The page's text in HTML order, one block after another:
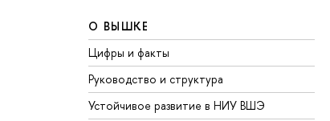
О ВЫШКЕ
Цифры и факты
Руководство и структура
Устойчивое развитие в НИУ ВШЭ